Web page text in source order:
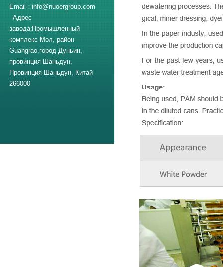
Email：info@nuoergroup.com
Адрес
завода:Промышленный
комплекс Мол, район
Guangrao,город Дуньин,
провинция Шаньдун,
Провинция Шаньдун, Китай
266000